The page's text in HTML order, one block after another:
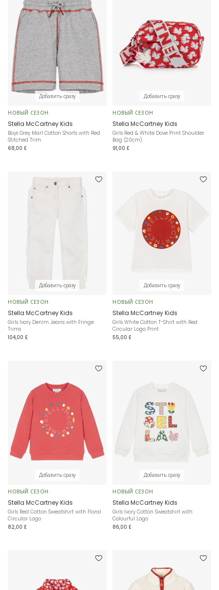
Добавить сразу
НОВЫЙ СЕЗОН
Stella McCartney Kids
Boys Grey Marl Cotton Shorts with Red
Stitched Trim
68,00 £
Добавить сразу
НОВЫЙ СЕЗОН
Stella McCartney Kids
Girls Red & White Dove Print Shoulder
Bag (20cm)
91,00 £
Добавить сразу
НОВЫЙ СЕЗОН
Stella McCartney Kids
Girls Ivory Denim Jeans with Fringe
Trims
104,00 £
Добавить сразу
НОВЫЙ СЕЗОН
Stella McCartney Kids
Girls White Cotton T-Shirt with Red
Circular Logo Print
55,00 £
Добавить сразу
НОВЫЙ СЕЗОН
Stella McCartney Kids
Girls Red Cotton Sweatshirt with Floral
Circular Logo
82,00 £
Добавить сразу
НОВЫЙ СЕЗОН
Stella McCartney Kids
Girls Ivory Cotton Sweatshirt with
Colourful Logo
86,00 £